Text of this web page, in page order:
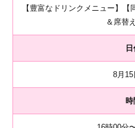
【豊富なドリンクメニュー】
＆席替
8月15
時